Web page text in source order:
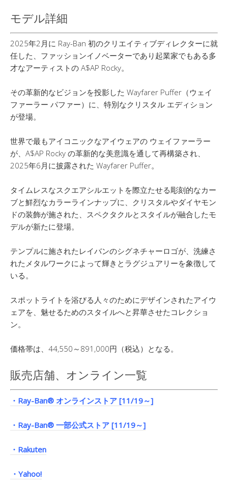
モデル詳細
2025年2月に Ray-Ban 初のクリエイティブディレクターに就
任した、ファッションイノベーターであり起業家でもある多
才なアーティストの A$AP Rocky。
その革新的なビジョンを投影した Wayfarer Puffer（ウェイ
ファーラー パファー）に、特別なクリスタル エディション
が登場。
世界で最もアイコニックなアイウェアの ウェイファーラー
が、A$AP Rocky の革新的な美意識を通して再構築され、
2025年6月に披露された Wayfarer Puffer。
タイムレスなスクエアシルエットを際立たせる彫刻的なカー
ブと鮮烈なカラーラインナップに、クリスタルやダイヤモン
ドの装飾が施された、スペクタクルとスタイルが融合したモ
デルが新たに登場。
テンプルに施されたレイバンのシグネチャーロゴが、洗練さ
れたメタルワークによって輝きとラグジュアリーを象徴して
いる。
スポットライトを浴びる人々のためにデザインされたアイウ
ェアを、魅せるためのスタイルへと昇華させたコレクショ
ン。
価格帯は、44,550～891,000円（税込）となる。
販売店舗、オンライン一覧
・Ray-Ban® オンラインストア [11/19～]
・Ray-Ban® 一部公式ストア [11/19～]
・Rakuten
・Yahoo!